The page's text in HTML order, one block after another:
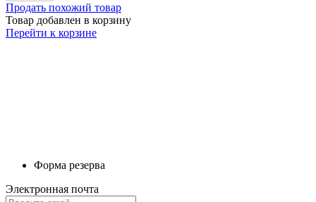
Продать похожий товар
Товар добавлен в корзину
Перейти к корзине
Форма резерва
Электронная почта